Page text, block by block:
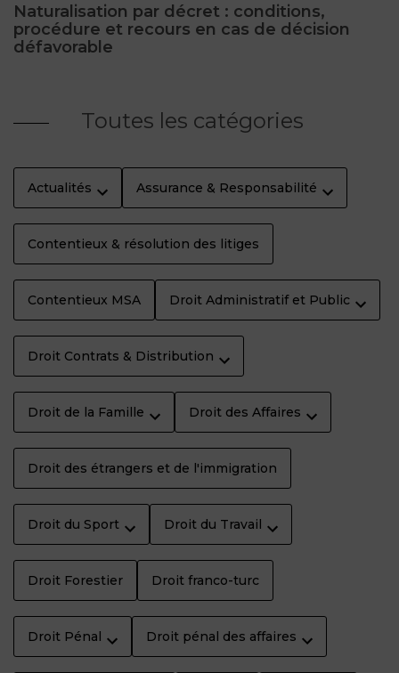
Naturalisation par décret : conditions,
procédure et recours en cas de décision
défavorable
Toutes les catégories
Actualités Assurance & Responsabilité
Contentieux & résolution des litiges
Contentieux MSA Droit Administratif et Public
Droit Contrats & Distribution
Droit de la Famille Droit des Affaires
Droit des étrangers et de l'immigration
Droit du Sport Droit du Travail
Droit Forestier Droit franco-turc
Droit Pénal Droit pénal des affaires